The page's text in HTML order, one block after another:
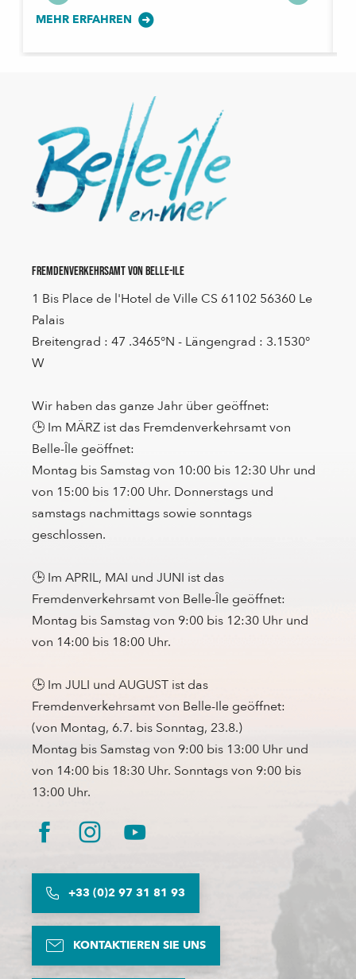
MEHR ERFAHREN
Fremdenverkehrsamt von Belle-Ile
1 Bis Place de l'Hotel de Ville CS 61102 56360 Le
Palais
Breitengrad : 47 .3465°N - Längengrad : 3.1530°
W
Wir haben das ganze Jahr über geöffnet:
🕒 Im MÄRZ ist das Fremdenverkehrsamt von
Belle-Île geöffnet:
Montag bis Samstag von 10:00 bis 12:30 Uhr und
von 15:00 bis 17:00 Uhr. Donnerstags und
samstags nachmittags sowie sonntags
geschlossen.
🕒 Im APRIL, MAI und JUNI ist das
Fremdenverkehrsamt von Belle-Île geöffnet:
Montag bis Samstag von 9:00 bis 12:30 Uhr und
von 14:00 bis 18:00 Uhr.
🕒 Im JULI und AUGUST ist das
Fremdenverkehrsamt von Belle-Ile geöffnet:
(von Montag, 6.7. bis Sonntag, 23.8.)
Montag bis Samstag von 9:00 bis 13:00 Uhr und
von 14:00 bis 18:30 Uhr. Sonntags von 9:00 bis
13:00 Uhr.
+33 (0)2 97 31 81 93
KONTAKTIEREN SIE UNS